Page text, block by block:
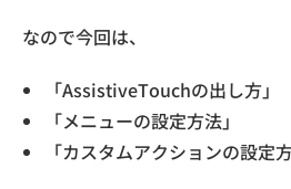
なので今回は、
「AssistiveTouchの出し方」
「メニューの設定方法」
「カスタムアクションの設定方